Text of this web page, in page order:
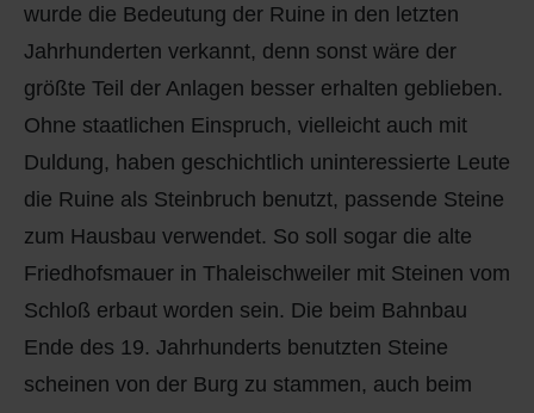
wurde die Bedeutung der Ruine in den letzten
Jahrhunderten verkannt, denn sonst wäre der
größte Teil der Anlagen besser erhalten geblieben.
Ohne staatlichen Einspruch, vielleicht auch mit
Duldung, haben geschichtlich uninteressierte Leute
die Ruine als Steinbruch benutzt, passende Steine
zum Hausbau verwendet. So soll sogar die alte
Friedhofsmauer in Thaleischweiler mit Steinen vom
Schloß erbaut worden sein. Die beim Bahnbau
Ende des 19. Jahrhunderts benutzten Steine
scheinen von der Burg zu stammen, auch beim